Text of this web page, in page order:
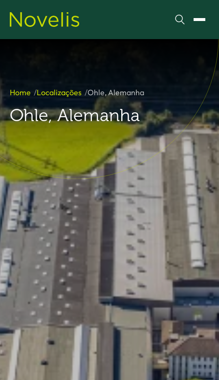
Pesquisar
Home Localizações Ohle, Alemanha
Ohle, Alemanha